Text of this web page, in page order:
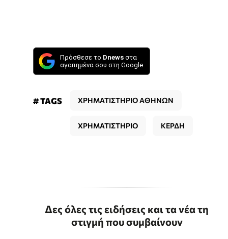
Πρόσθεσε το Dnews στα
αγαπημένα σου στη Google
# TAGS ΧΡΗΜΑΤΙΣΤΗΡΙΟ ΑΘΗΝΩΝ
ΧΡΗΜΑΤΙΣΤΗΡΙΟ ΚΕΡΔΗ
Δες όλες τις ειδήσεις και τα νέα τη
στιγμή που συμβαίνουν